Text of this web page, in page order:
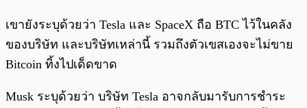
เขายังระบุด้วยว่า Tesla และ SpaceX ถือ BTC ไว้ในคลัง
ของบริษัท และบริษัทเหล่านี้ รวมถึงตัวเขสเองจะไม่ขาย
Bitcoin ทิ้งไปเด็ดขาด
Musk ระบุด้วยว่า บริษัท Tesla อาจกลับมารับการชำระ